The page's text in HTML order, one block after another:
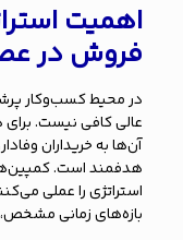
اهمیت
فروش در
در محیط کسب‌وکار
عالی کافی نیست.
آن‌ها به خریداران
هدفمند است.
استراتژی را عملی
بازه‌های زمانی